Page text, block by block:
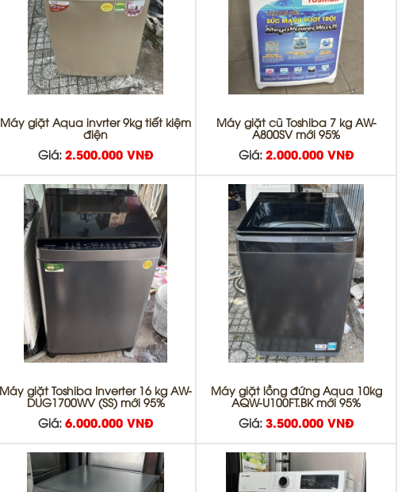
Máy giặt Aqua invrter 9kg tiết kiệm
điện
Giá: 2.500.000 VNĐ
Máy giặt cũ Toshiba 7 kg AW-
A800SV mới 95%
Giá: 2.000.000 VNĐ
Máy giặt Toshiba Inverter 16 kg AW-
DUG1700WV (SS) mới 95%
Giá: 6.000.000 VNĐ
Máy giặt lồng đứng Aqua 10kg
AQW-U100FT.BK mới 95%
Giá: 3.500.000 VNĐ